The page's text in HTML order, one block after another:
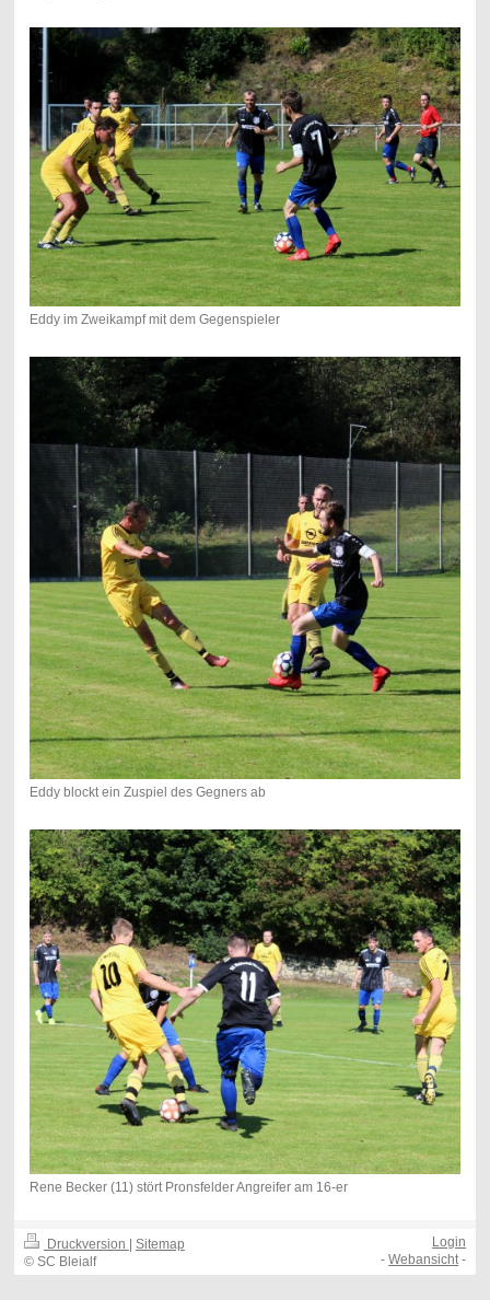
Eddy im Zweikampf mit dem Gegenspieler
Eddy blockt ein Zuspiel des Gegners ab
Rene Becker (11) stört Pronsfelder Angreifer am 16-er
Druckversion
Sitemap
© SC Bleialf
Login
-Webansicht-